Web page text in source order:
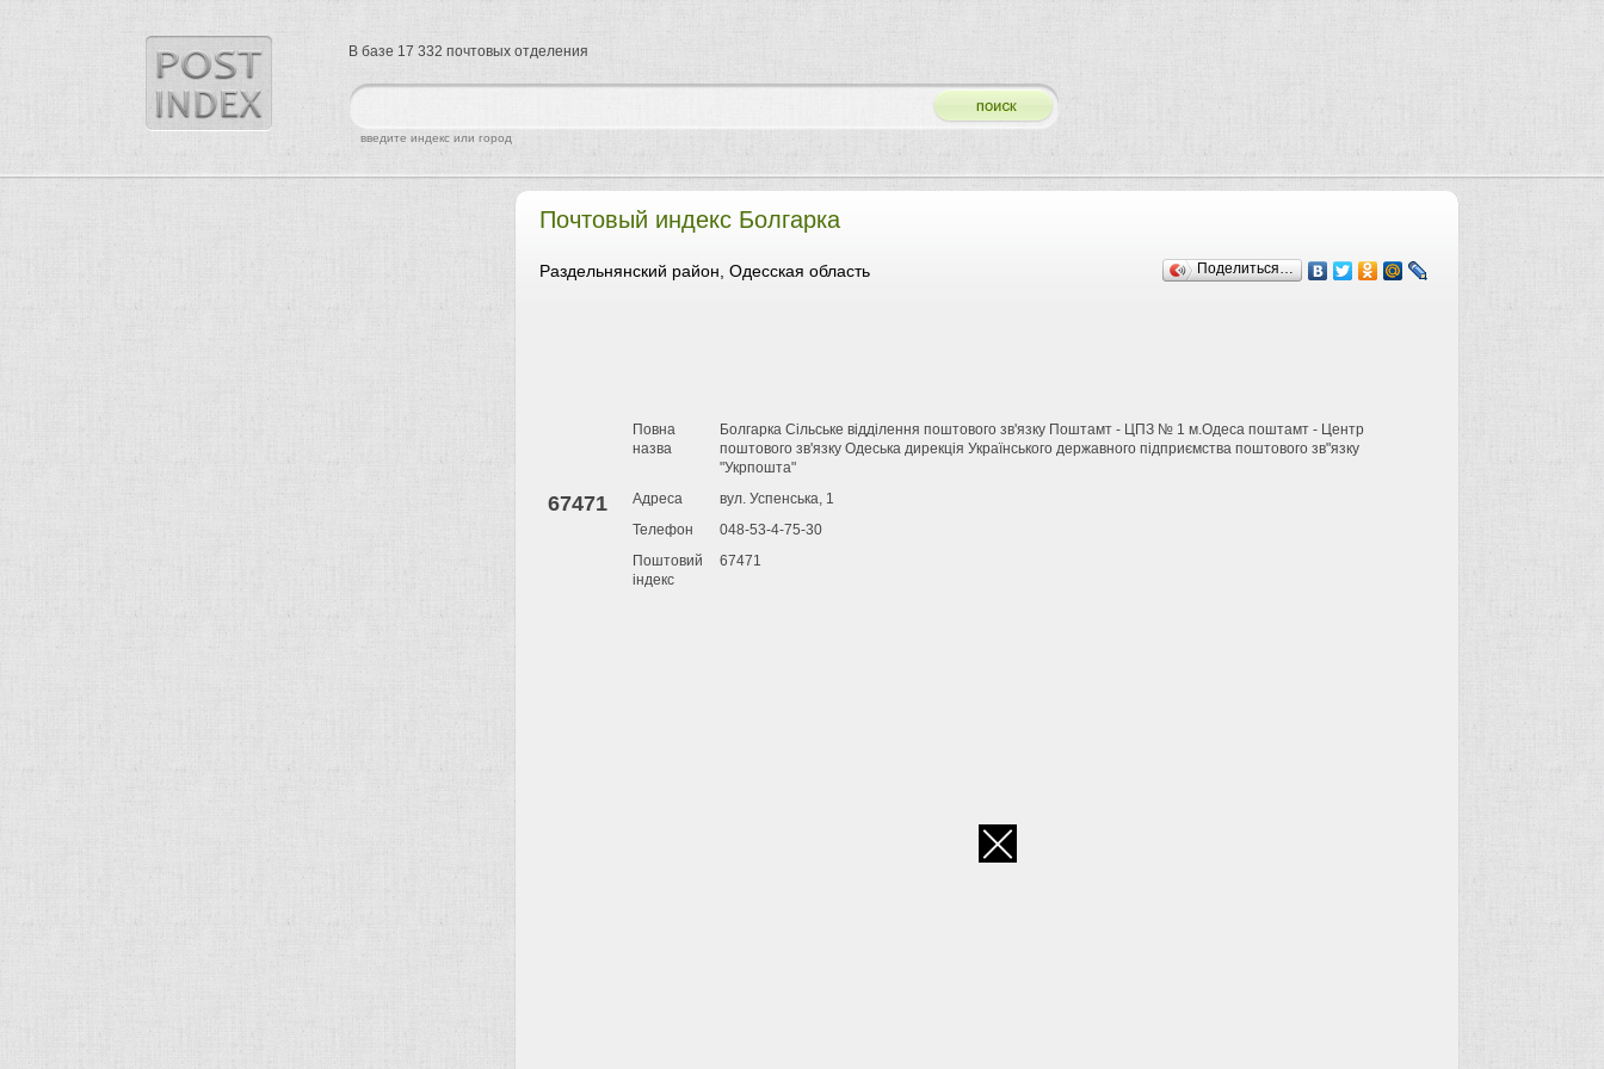
Почтовый индекс Болгарка
Поделиться…
Раздельнянский район, Одесская область
67471
Повна
назва
Болгарка Сільське відділення поштового зв'язку Поштамт - ЦПЗ № 1 м.Одеса поштамт - Центр
поштового зв'язку Одеська дирекція Українського державного підприємства поштового зв"язку
"Укрпошта"
Адреса
вул. Успенська, 1
Телефон
048-53-4-75-30
Поштовий
індекс
67471
найти
введите индекс или город
В базе 17 332 почтовых отделения